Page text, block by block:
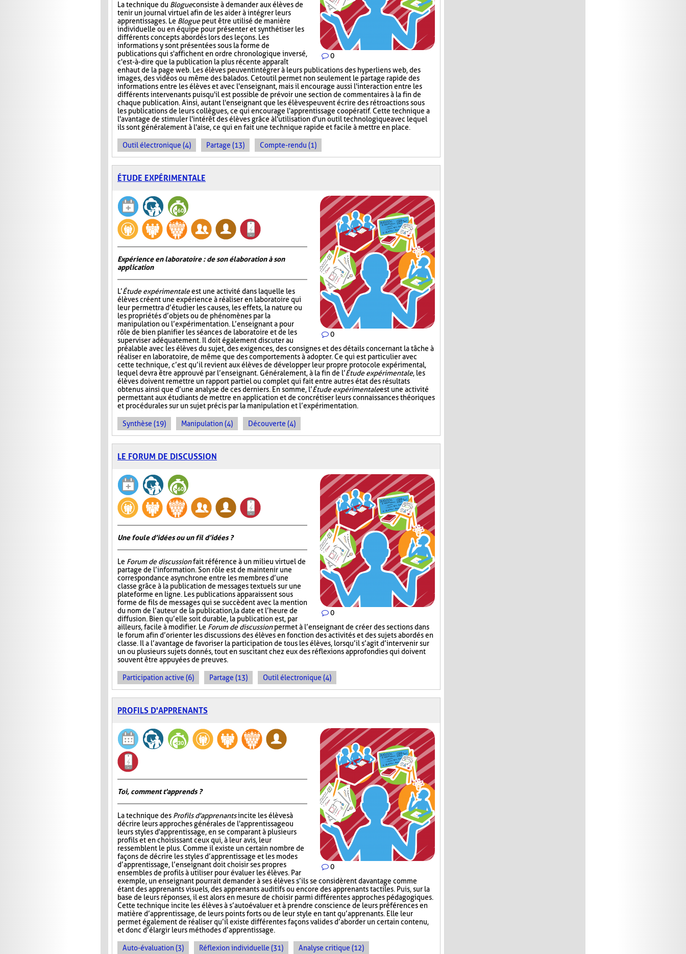
0
La technique du Blogueconsiste à demander aux élèves de
tenir un journal virtuel afin de les aider à intégrer leurs
apprentissages. Le Bloguepeut être utilisé de manière
individuelle ou en équipe pour présenter et synthétiser les
différents concepts abordés lors des leçons. Les
informations y sont présentées sous la forme de
publications qui s'affichent en ordre chronologique inversé,
c'est-à-dire que la publication la plus récente apparaît
en haut de la page web. Les élèves peuvent intégrer à leurs publications des hyperliens web, des
images, des vidéos ou même des balados. Cet outil permet non seulement le partage rapide des
informations entre les élèves et avec l'enseignant, mais il encourage aussi l'interaction entre les
différents intervenants puisqu'il est possible de prévoir une section de commentaires à la fin de
chaque publication. Ainsi, autant l'enseignant que les élèves peuvent écrire des rétroactions sous
les publications de leurs collègues, ce qui encourage l'apprentissage coopératif. Cette technique a
l'avantage de stimuler l'intérêt des élèves grâce à l'utilisation d'un outil technologique avec lequel
ils sont généralement à l'aise, ce qui en fait une technique rapide et facile à mettre en place.
Outil électronique (4) Partage (13) Compte-rendu (1)
ÉTUDE EXPÉRIMENTALE
0
Expérience en laboratoire : de son élaboration à son
application
L’Étude expérimentaleest une activité dans laquelle les
élèves créent une expérience à réaliser en laboratoire qui
leur permettra d’étudier les causes, les effets, la nature ou
les propriétés d’objets ou de phénomènes par la
manipulation ou l’expérimentation. L’enseignant a pour
rôle de bien planifier les séances de laboratoire et de les
superviser adéquatement. Il doit également discuter au
préalable avec les élèves du sujet, des exigences, des consignes et des détails concernant la tâche à
réaliser en laboratoire, de même que des comportements à adopter. Ce qui est particulier avec
cette technique, c’est qu’il revient aux élèves de développer leur propre protocole expérimental,
lequel devra être approuvé par l’enseignant. Généralement, à la fin de l’Étude expérimentale, les
élèves doivent remettre un rapport partiel ou complet qui fait entre autres état des résultats
obtenus ainsi que d’une analyse de ces derniers. En somme, l’Étude expérimentaleest une activité
permettant aux étudiants de mettre en application et de concrétiser leurs connaissances théoriques
et procédurales sur un sujet précis par la manipulation et l’expérimentation.
Synthèse (19) Manipulation (4) Découverte (4)
LE FORUM DE DISCUSSION
0
Une foule d’idées ou un fil d’idées ?
Le Forum de discussionfait référence à un milieu virtuel de
partage de l’information. Son rôle est de maintenir une
correspondance asynchrone entre les membres d’une
classe grâce à la publication de messages textuels sur une
plateforme en ligne. Les publications apparaissent sous
forme de fils de messages qui se succèdent avec la mention
du nom de l’auteur de la publication, la date et l’heure de
diffusion. Bien qu’elle soit durable, la publication est, par
ailleurs, facile à modifier. Le Forum de discussionpermet à l’enseignant de créer des sections dans
le forum afin d’orienter les discussions des élèves en fonction des activités et des sujets abordés en
classe. Il a l’avantage de favoriser la participation de tous les élèves, lorsqu’il s’agit d’intervenir sur
un ou plusieurs sujets donnés, tout en suscitant chez eux des réflexions approfondies qui doivent
souvent être appuyées de preuves.
Participation active (6) Partage (13) Outil électronique (4)
PROFILS D'APPRENANTS
0
Toi, comment t'apprends ?
La technique des Profils d'apprenantsincite les élèves à
décrire leurs approches générales de l'apprentissage ou
leurs styles d'apprentissage, en se comparant à plusieurs
profils et en choisissant ceux qui, à leur avis, leur
ressemblent le plus. Comme il existe un certain nombre de
façons de décrire les styles d’apprentissage et les modes
d’apprentissage, l’enseignant doit choisir ses propres
ensembles de profils à utiliser pour évaluer les élèves. Par
exemple, un enseignant pourrait demander à ses élèves s’ils se considèrent davantage comme
étant des apprenants visuels, des apprenants auditifs ou encore des apprenants tactiles. Puis, sur la
base de leurs réponses, il est alors en mesure de choisir parmi différentes approches pédagogiques.
Cette technique incite les élèves à s’autoévaluer et à prendre conscience de leurs préférences en
matière d’apprentissage, de leurs points forts ou de leur style en tant qu’apprenants. Elle leur
permet également de réaliser qu’il existe différentes façons valides d’aborder un certain contenu,
et donc d’élargir leurs méthodes d’apprentissage.
Auto-évaluation (3) Réflexion individuelle (31) Analyse critique (12)